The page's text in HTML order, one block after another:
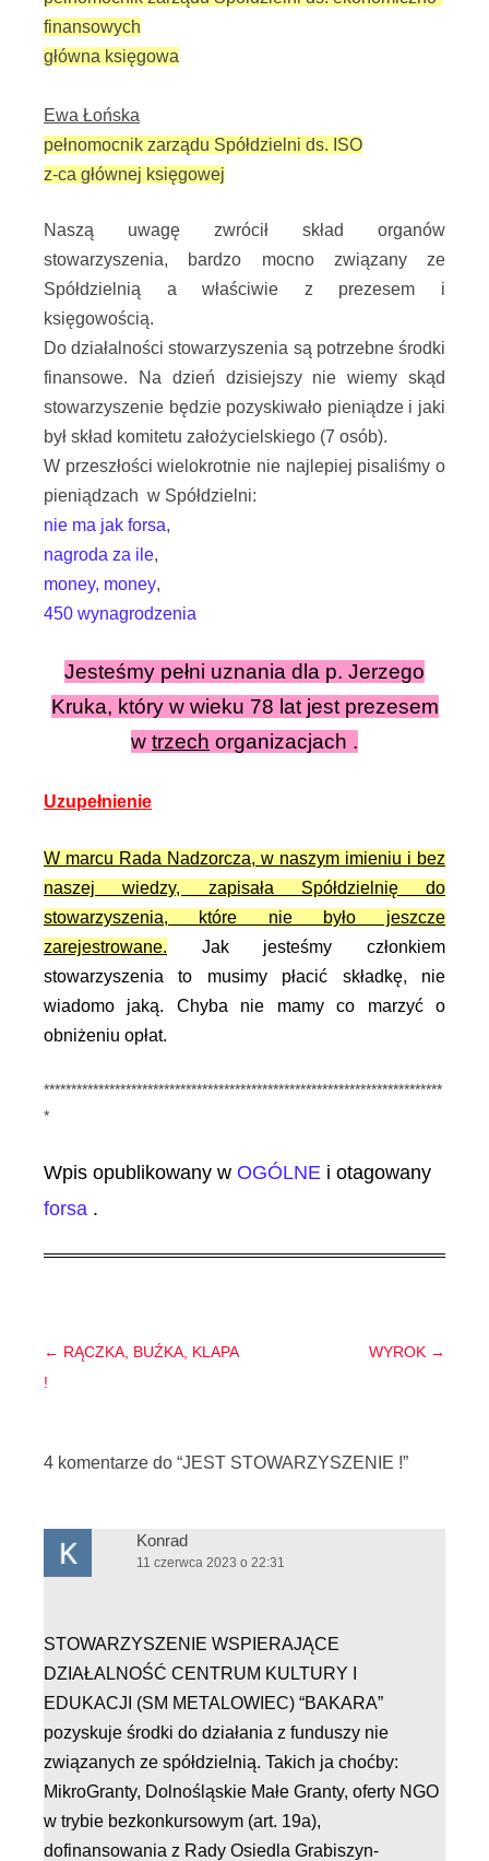
finansowych
główna księgowa
Ewa Łońska
pełnomocnik zarządu Spółdzielni ds. ISO
z-ca głównej księgowej
Naszą uwagę zwrócił skład organów
stowarzyszenia, bardzo mocno związany ze
Spółdzielnią a właściwie z prezesem i
księgowością.
Do działalności stowarzyszenia są potrzebne środki
finansowe. Na dzień dzisiejszy nie wiemy skąd
stowarzyszenie będzie pozyskiwało pieniądze i jaki
był skład komitetu założycielskiego (7 osób).
W przeszłości wielokrotnie nie najlepiej pisaliśmy o
pieniądzach w Spółdzielni:
nie ma jak forsa,
nagroda za ile,
money, money,
450 wynagrodzenia
Jesteśmy pełni uznania dla p. Jerzego
Kruka, który w wieku 78 lat jest prezesem
w trzech organizacjach .
Uzupełnienie
W marcu Rada Nadzorcza, w naszym imieniu i bez
naszej wiedzy, zapisała Spółdzielnię do
stowarzyszenia, które nie było jeszcze
zarejestrowane. Jak jesteśmy członkiem
stowarzyszenia to musimy płacić składkę, nie
wiadomo jaką. Chyba nie mamy co marzyć o
obniżeniu opłat.
*************************************************************************
*
Wpis opublikowany w OGÓLNE i otagowany
forsa .
Nawigacja
wpisu
← RĄCZKA, BUŹKA, KLAPA
!
WYROK →
4 komentarze do “JEST STOWARZYSZENIE !”
Konrad
11 czerwca 2023 o 22:31
STOWARZYSZENIE WSPIERAJĄCE
DZIAŁALNOŚĆ CENTRUM KULTURY I
EDUKACJI (SM METALOWIEC) “BAKARA”
pozyskuje środki do działania z funduszy nie
związanych ze spółdzielnią. Takich ja choćby:
MikroGranty, Dolnośląskie Małe Granty, oferty NGO
w trybie bezkonkursowym (art. 19a),
dofinansowania z Rady Osiedla Grabiszyn-